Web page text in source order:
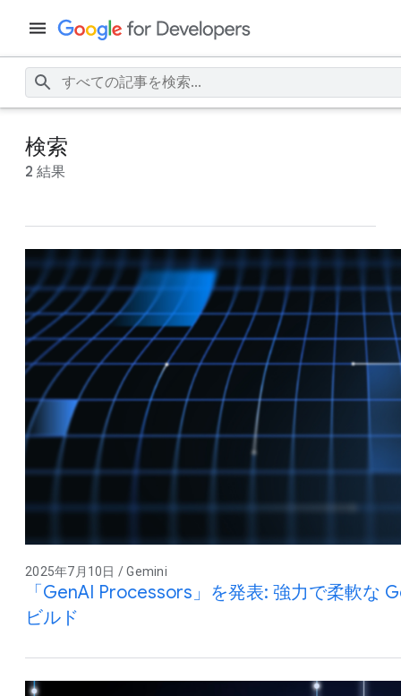
検索
2 結果
2025年7月10日 / Gemini
「GenAI Processors」を発表: 強力で柔軟な
ビルド